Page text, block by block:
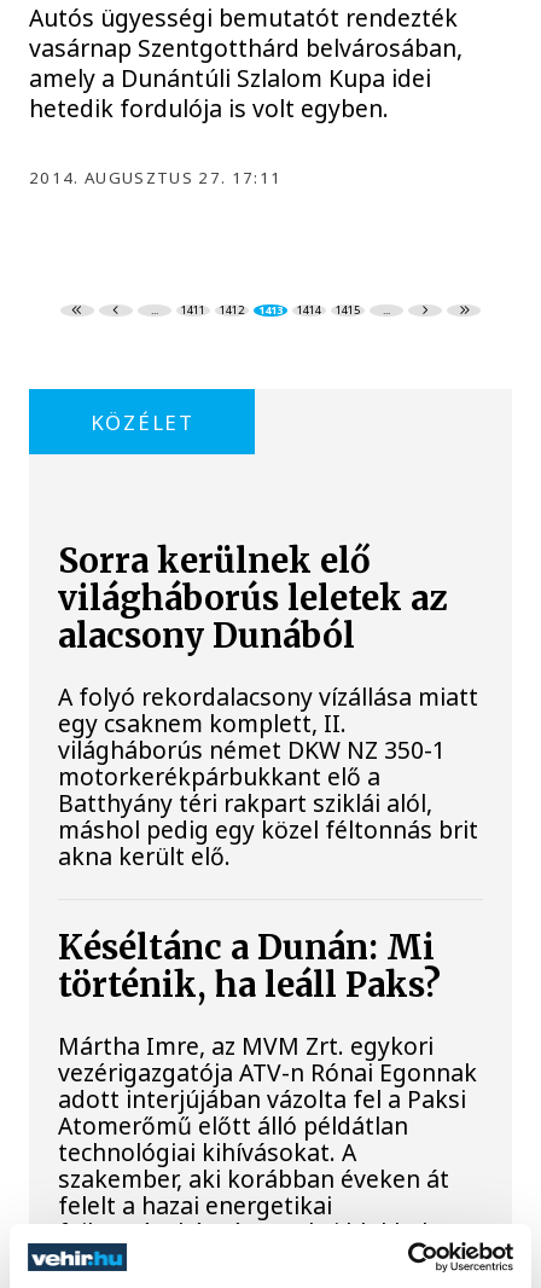
Autós ügyességi bemutatót rendezték
vasárnap Szentgotthárd belvárosában,
amely a Dunántúli Szlalom Kupa idei
hetedik fordulója is volt egyben.
2014. AUGUSZTUS 27. 17:11
... 1411 1412 1413 1414 1415 ...
KÖZÉLET
Sorra kerülnek elő
világháborús leletek az
alacsony Dunából
A folyó rekordalacsony vízállása miatt
egy csaknem komplett, II.
világháborús német DKW NZ 350-1
motorkerékpárbukkant elő a
Batthyány téri rakpart sziklái alól,
máshol pedig egy közel féltonnás brit
akna került elő.
Késéltánc a Dunán: Mi
történik, ha leáll Paks?
Mártha Imre, az MVM Zrt. egykori
vezérigazgatója ATV-n Rónai Egonnak
adott interjújában vázolta fel a Paksi
Atomerőmű előtt álló példátlan
technológiai kihívásokat. A
szakember, aki korábban éveken át
felelt a hazai energetikai
fejlesztésekért és a paksi blokkok
működéséért, arra figyelmeztet: az